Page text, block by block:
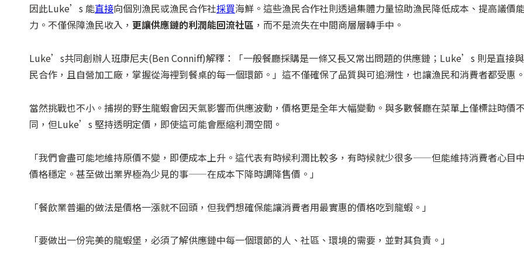
因此Luke’s 能直接向個別漁民或漁民合作社採買海鮮。這些漁民合作社則透過集體力量協助漁民降低成本、提高議價
力。不僅保障漁民收入， 更讓供應鏈的利潤能回流社區 ，而不是流失在中間商層層轉手中。
Luke’s共同創辦人班康尼夫(Ben Conniff)解釋：「一般餐廳採購是一條又長又常出問題的供應鏈；Luke’s 則是直接
民合作，且自營加工廠，掌握從海裡到餐桌的每一個環節。」這不僅確保了品質與可追溯性，也讓漁民和消費者都受惠。
當然挑戰也不小。捕撈的野生龍蝦會因天氣影響而供應波動，價格更是全年大幅變動。與多數餐廳在菜單上僅標註時價不
同，但Luke’s 堅持透明定價，即使這可能會壓縮利潤空間。
「我們會盡可能地維持原價不變，即便成本上升。這代表有時候利潤比較多，有時候就少很多——但能維持消費者心目
價格穩定。甚至做出業界極為少見的事——在成本下降時調降售價。」
「餐飲業普遍的做法是價格一漲就不回頭，但我們想確保能讓消費者用最實惠的價格吃到龍蝦。」
「要做出一份完美的龍蝦堡，必須了解供應鏈中每一個環節的人、社區、環境的需要，並對其負責。」